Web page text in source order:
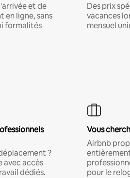
et de
en ligne, sans
formalités
Des prix
vacances
mensuel
?
avec accès
dédiés.
Vous
Airbnb
pour le